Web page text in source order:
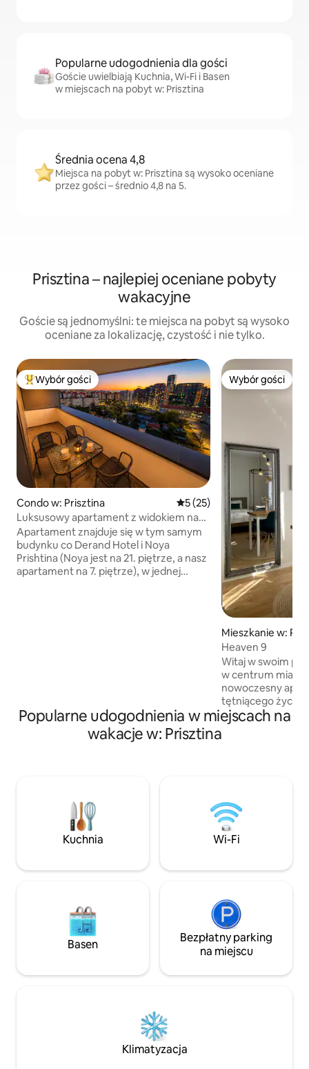
Popularne udogodnienia dla gości
Goście uwielbiają Kuchnia, Wi-Fi i Basen
w miejscach na pobyt w: Prisztina
Średnia ocena 4,8
Miejsca na pobyt w: Prisztina są wysoko oceniane
przez gości – średnio 4,8 na 5.
Prisztina – najlepiej oceniane pobyty
wakacyjne
Goście są jednomyślni: te miejsca na pobyt są wysoko
oceniane za lokalizację, czystość i nie tylko.
Najpopularniejsze z kategorii Wybór gości
Wybór gości
Condo w: Prisztina Średnia ocena: 5 na 5,
5 (25)
Luksusowy apartament z widokiem na
zachód słońca w NOYA, Derand Hotel
Apartament znajduje się w tym samym
budynku co Derand Hotel i Noya
Prishtina (Noya jest na 21. piętrze, a nasz
apartament na 7. piętrze), w jednej
bezpieczeństwo i spokój ducha podczas
Wybór gości
Wybór gości
Mieszkanie w:
Heaven 9
Witaj w swoim
w centrum
nowoczesny
tętniącego
najlepszych
punktów
inteligentny
udogodnienia w
samotnych
osób
Popularne udogodnienia w miejscach na
wakacje w: Prisztina
Kuchnia Wi-Fi
Basen
Bezpłatny parking
na miejscu
Klimatyzacja